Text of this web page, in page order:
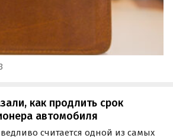
как продлить срок
автомобиля
считается одной из самых